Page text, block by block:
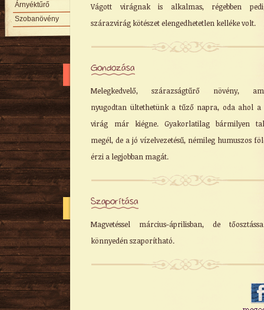
Vágott virágnak is alkalmas, régebben
szárazvirág kötészet elengedhetetlen kelléke volt.
Gondozása
Melegkedvelő, szárazságtűrő növény,
nyugodtan ültethetünk a tűző napra, oda ahol a
virág már kiégne. Gyakorlatilag bármilyen
megél, de a jó vízelvezetésű, némileg humuszos
érzi a legjobban magát.
Szaporítása
Magvetéssel március-áprilisban, de
könnyedén szaporítható.
Árnyéktűrő
Szobanövény